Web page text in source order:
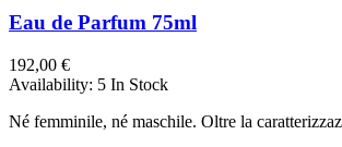
Eau de Parfum 75ml
192,00 €
Availability: 5 In Stock
Né femminile, né maschile. Oltre la